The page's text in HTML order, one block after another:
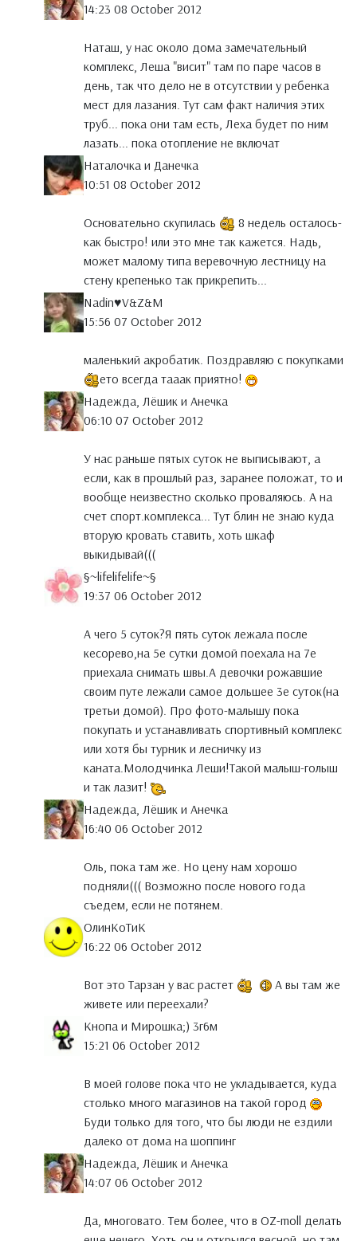
14:23 08 October 2012
Наташ, у нас около дома замечательный
комплекс, Леша "висит" там по паре часов в
день, так что дело не в отсутствии у ребенка
мест для лазания. Тут сам факт наличия этих
труб... пока они там есть, Леха будет по ним
лазать... пока отопление не включат
Наталочка и Данечка
10:51 08 October 2012
Основательно скупилась
8 недель осталось-
как быстро! или это мне так кажется. Надь,
может малому типа веревочную лестницу на
стену крепенько так прикрепить...
Nadin♥V&Z&M
15:56 07 October 2012
маленький акробатик. Поздравляю с покупками
ето всегда тааак приятно!
Надежда, Лёшик и Анечка
06:10 07 October 2012
У нас раньше пятых суток не выписывают, а
если, как в прошлый раз, заранее положат, то и
вообще неизвестно сколько проваляюсь. А на
счет спорт.комплекса... Тут блин не знаю куда
вторую кровать ставить, хоть шкаф
выкидывай(((
§~lifelifelife~§
19:37 06 October 2012
А чего 5 суток?Я пять суток лежала после
кесорево,на 5е сутки домой поехала на 7е
приехала снимать швы.А девочки рожавшие
своим путе лежали самое дольшее 3е суток(на
третьи домой). Про фото-малышу пока
покупать и устанавливать спортивный комплекс
или хотя бы турник и лесничку из
каната.Молодчинка Леши!Такой малыш-голыш
и так лазит!
Надежда, Лёшик и Анечка
16:40 06 October 2012
Оль, пока там же. Но цену нам хорошо
подняли((( Возможно после нового года
съедем, если не потянем.
ОлинКоТиК
16:22 06 October 2012
Вот это Тарзан у вас растет
А вы там же
живете или переехали?
Кнопа и Мирошка;) 3г6м
15:21 06 October 2012
В моей голове пока что не укладывается, куда
столько много магазинов на такой город
Буди только для того, что бы люди не ездили
далеко от дома на шоппинг
Надежда, Лёшик и Анечка
14:07 06 October 2012
Да, многовато. Тем более, что в OZ-moll делать